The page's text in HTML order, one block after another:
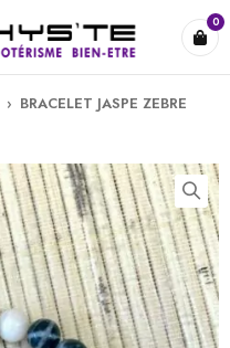
0
› BRACELET JASPE ZEBRE